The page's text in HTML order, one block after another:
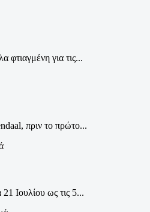
για τις...
πριν το πρώτο...
Ιουλίου ως τις 5...